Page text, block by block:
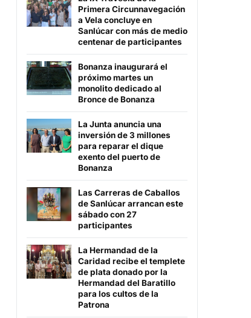
Primera Circunnavegación
a Vela concluye en
Sanlúcar con más de medio
centenar de participantes
Bonanza inaugurará el
próximo martes un
monolito dedicado al
Bronce de Bonanza
La Junta anuncia una
inversión de 3 millones
para reparar el dique
exento del puerto de
Bonanza
Las Carreras de Caballos
de Sanlúcar arrancan este
sábado con 27
participantes
La Hermandad de la
Caridad recibe el templete
de plata donado por la
Hermandad del Baratillo
para los cultos de la
Patrona